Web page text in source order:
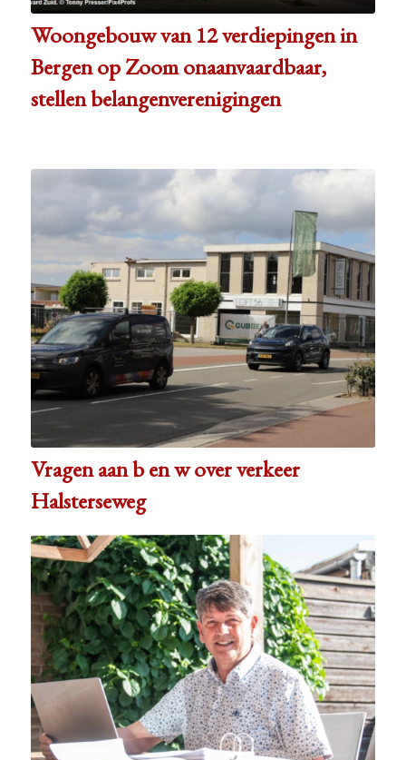
Woongebouw van 12 verdiepin­gen in
Bergen op Zoom onaanvaard­baar,
stellen belangen­ver­e­ni­gin­gen
Vragen aan b en w over verkeer
Halsterseweg